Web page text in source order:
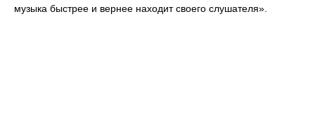
музыка быстрее и вернее находит своего слушателя».